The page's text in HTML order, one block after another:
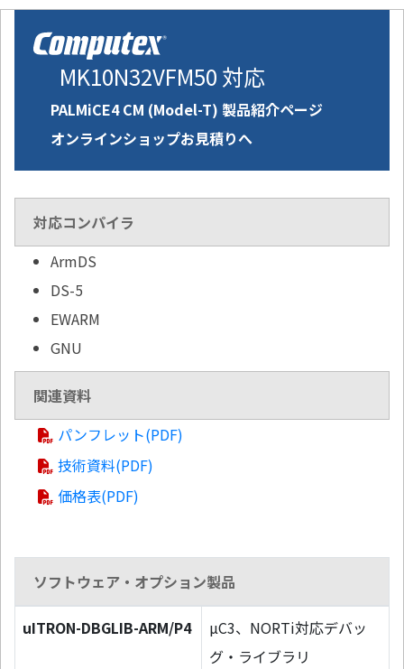
MK10N32VFM50 対応
PALMiCE4 CM (Model-T) 製品紹介ページ
オンラインショップお見積りへ
対応コンパイラ
ArmDS
DS-5
EWARM
GNU
関連資料
パンフレット(PDF)
技術資料(PDF)
価格表(PDF)
ソフトウェア・オプション製品
uITRON-DBGLIB-ARM/P4
µC3、NORTi対応デバッ
グ・ライブラリ